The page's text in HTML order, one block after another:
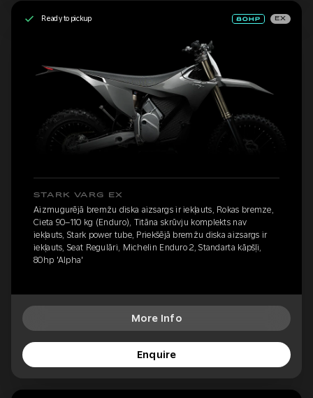
Ready to pickup EX
STARK VARG EX
Aizmugurējā bremžu diska aizsargs ir iekļauts, Rokas bremze,
Cieta 90–110 kg (Enduro), Titāna skrūvju komplekts nav
iekļauts, Stark power tube, Priekšējā bremžu diska aizsargs ir
iekļauts, Seat Regulāri, Michelin Enduro 2, Standarta kāpšļi,
80hp 'Alpha'
More Info
Enquire